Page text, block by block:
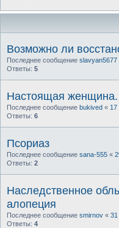
Возможно ли
Последнее сообщение slavyan5677
Ответы: 5
Настоящая женщина.
Последнее сообщение bukived « 17
Ответы: 6
Псориаз
Последнее сообщение sana-555 «
Ответы: 2
Наследственное
алопеция
Последнее сообщение smirnov « 31
Ответы: 4